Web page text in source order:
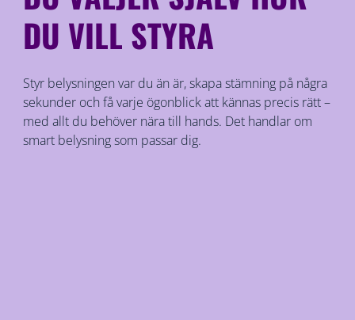
DU VILL STYRA
Styr belysningen var du än är, skapa stämning på några
sekunder och få varje ögonblick att kännas precis rätt –
med allt du behöver nära till hands. Det handlar om
smart belysning som passar dig.